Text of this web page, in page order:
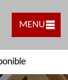
MENU